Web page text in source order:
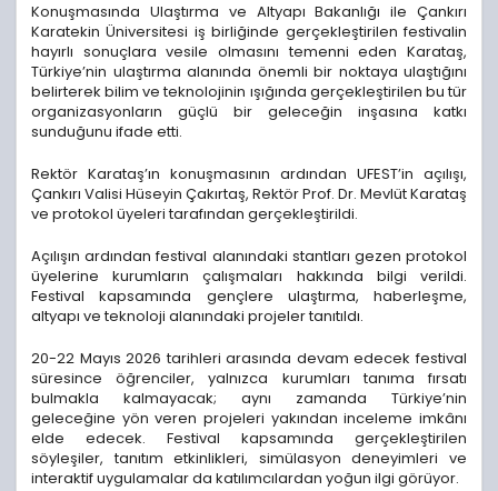
Konuşmasında Ulaştırma ve Altyapı Bakanlığı ile Çankırı
Karatekin Üniversitesi iş birliğinde gerçekleştirilen festivalin
hayırlı sonuçlara vesile olmasını temenni eden Karataş,
Türkiye’nin ulaştırma alanında önemli bir noktaya ulaştığını
belirterek bilim ve teknolojinin ışığında gerçekleştirilen bu tür
organizasyonların güçlü bir geleceğin inşasına katkı
sunduğunu ifade etti.
Rektör Karataş’ın konuşmasının ardından UFEST’in açılışı,
Çankırı Valisi Hüseyin Çakırtaş, Rektör Prof. Dr. Mevlüt Karataş
ve protokol üyeleri tarafından gerçekleştirildi.
Açılışın ardından festival alanındaki stantları gezen protokol
üyelerine kurumların çalışmaları hakkında bilgi verildi.
Festival kapsamında gençlere ulaştırma, haberleşme,
altyapı ve teknoloji alanındaki projeler tanıtıldı.
20-22 Mayıs 2026 tarihleri arasında devam edecek festival
süresince öğrenciler, yalnızca kurumları tanıma fırsatı
bulmakla kalmayacak; aynı zamanda Türkiye’nin
geleceğine yön veren projeleri yakından inceleme imkânı
elde edecek. Festival kapsamında gerçekleştirilen
söyleşiler, tanıtım etkinlikleri, simülasyon deneyimleri ve
interaktif uygulamalar da katılımcılardan yoğun ilgi görüyor.